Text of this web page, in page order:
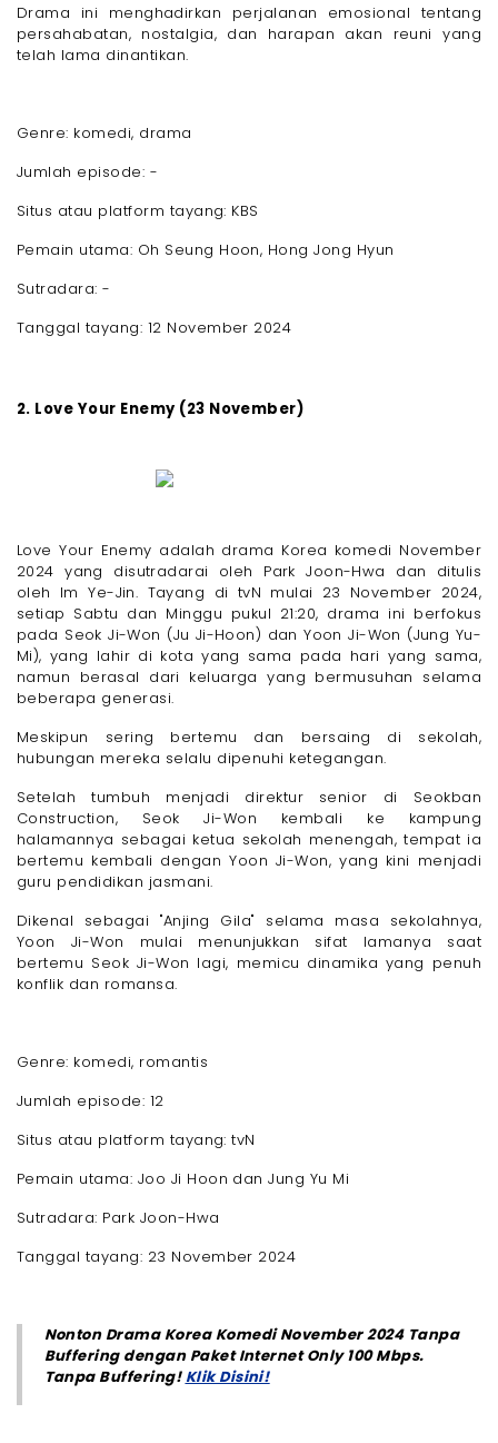
Drama ini menghadirkan perjalanan emosional tentang
persahabatan, nostalgia, dan harapan akan reuni yang
telah lama dinantikan.
Genre: komedi, drama
Jumlah episode: -
Situs atau platform tayang: KBS
Pemain utama: Oh Seung Hoon, Hong Jong Hyun
Sutradara: -
Tanggal tayang: 12 November 2024
2. Love Your Enemy (23 November)
Love Your Enemy adalah drama Korea komedi November
2024 yang disutradarai oleh Park Joon-Hwa dan ditulis
oleh Im Ye-Jin. Tayang di tvN mulai 23 November 2024,
setiap Sabtu dan Minggu pukul 21:20, drama ini berfokus
pada Seok Ji-Won (Ju Ji-Hoon) dan Yoon Ji-Won (Jung Yu-
Mi), yang lahir di kota yang sama pada hari yang sama,
namun berasal dari keluarga yang bermusuhan selama
beberapa generasi.
Meskipun sering bertemu dan bersaing di sekolah,
hubungan mereka selalu dipenuhi ketegangan.
Setelah tumbuh menjadi direktur senior di Seokban
Construction, Seok Ji-Won kembali ke kampung
halamannya sebagai ketua sekolah menengah, tempat ia
bertemu kembali dengan Yoon Ji-Won, yang kini menjadi
guru pendidikan jasmani.
Dikenal sebagai "Anjing Gila" selama masa sekolahnya,
Yoon Ji-Won mulai menunjukkan sifat lamanya saat
bertemu Seok Ji-Won lagi, memicu dinamika yang penuh
konflik dan romansa.
Genre: komedi, romantis
Jumlah episode: 12
Situs atau platform tayang: tvN
Pemain utama: Joo Ji Hoon dan Jung Yu Mi
Sutradara: Park Joon-Hwa
Tanggal tayang: 23 November 2024
Nonton Drama Korea Komedi November 2024 Tanpa
Buffering dengan Paket Internet Only 100 Mbps.
Tanpa Buffering! Klik Disini!